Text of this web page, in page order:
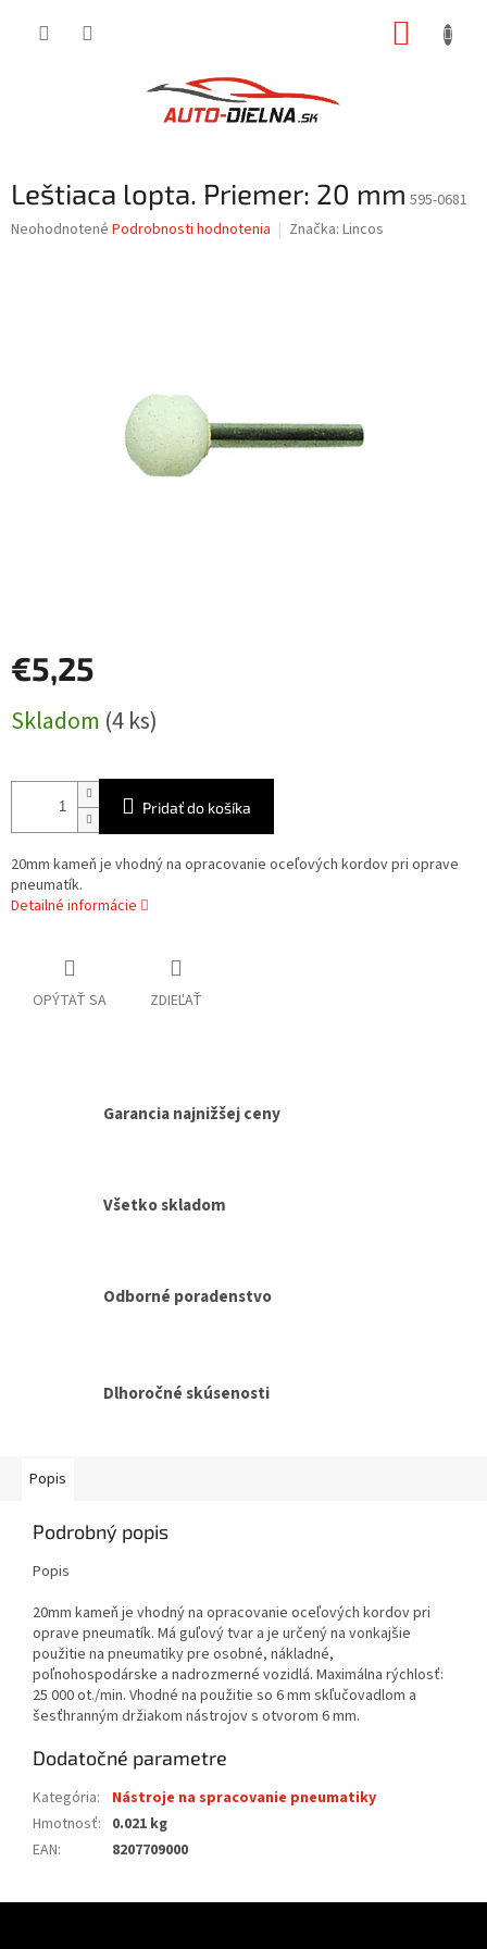
Leštiaca lopta. Priemer: 20 mm 595-0681
Priemerné
Neohodnotené Podrobnosti hodnotenia Značka: Lincos
€5,25
cena:
Skladom (4 ks)
Pridať do košíka
20mm kameň je vhodný na opracovanie oceľových kordov pri oprave
pneumatík.
Detailné informácie
OPÝTAŤ SA ZDIEĽAŤ
Garancia najnižšej ceny
Všetko skladom
Odborné poradenstvo
Dlhoročné skúsenosti
Popis
Podrobný popis
Popis
20mm kameň je vhodný na opracovanie oceľových kordov pri
oprave pneumatík. Má guľový tvar a je určený na vonkajšie
použitie na pneumatiky pre osobné, nákladné,
poľnohospodárske a nadrozmerné vozidlá. Maximálna rýchlosť:
25 000 ot./min. Vhodné na použitie so 6 mm skľučovadlom a
šesťhranným držiakom nástrojov s otvorom 6 mm.
Dodatočné parametre
Kategória:
Nástroje na spracovanie pneumatiky
Hmotnosť: 0.021 kg
EAN: 8207709000